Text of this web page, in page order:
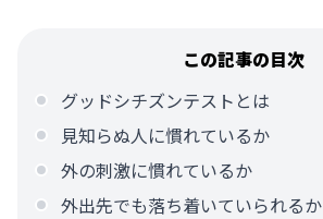
この記事の目次
グッドシチズンテストとは
見知らぬ人に慣れているか
外の刺激に慣れているか
外出先でも落ち着いていられるか